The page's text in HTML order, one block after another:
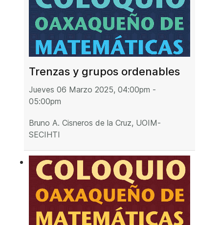
Trenzas y grupos ordenables
Jueves 06 Marzo 2025, 04:00pm -
05:00pm
Bruno A. Cisneros de la Cruz, UOIM-
SECIHTI